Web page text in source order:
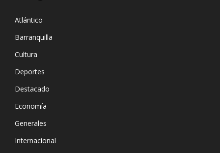
Atlántico
Barranquilla
Cultura
Deportes
Destacado
Economía
Generales
Internacional